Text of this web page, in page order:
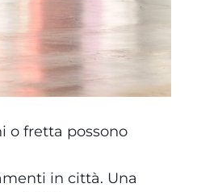
o fretta possono
in città. Una